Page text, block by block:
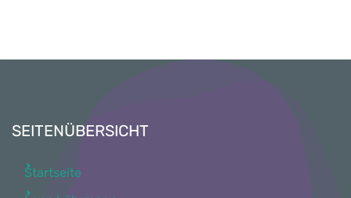
SEITENÜBERSICHT
Startseite